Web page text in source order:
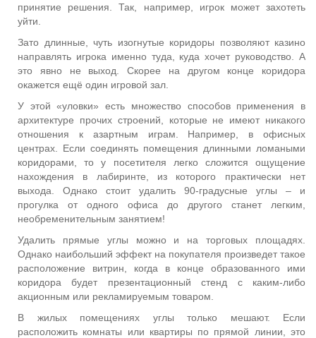
принятие решения. Так, например, игрок может захотеть
уйти.
Зато длинные, чуть изогнутые коридоры позволяют казино
направлять игрока именно туда, куда хочет руководство. А
это явно не выход. Скорее на другом конце коридора
окажется ещё один игровой зал.
У этой «уловки» есть множество способов применения в
архитектуре прочих строений, которые не имеют никакого
отношения к азартным играм. Например, в офисных
центрах. Если соединять помещения длинными ломаными
коридорами, то у посетителя легко сложится ощущение
нахождения в лабиринте, из которого практически нет
выхода. Однако стоит удалить 90-градусные углы – и
прогулка от одного офиса до другого станет легким,
необременительным занятием!
Удалить прямые углы можно и на торговых площадях.
Однако наибольший эффект на покупателя произведет такое
расположение витрин, когда в конце образованного ими
коридора будет презентационный стенд с каким-либо
акционным или рекламируемым товаром.
В жилых помещениях углы только мешают. Если
расположить комнаты или квартиры по прямой линии, это